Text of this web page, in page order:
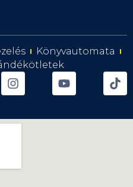
Könyvautomata